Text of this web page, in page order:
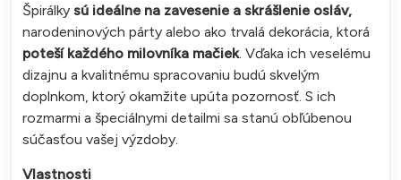
Špirálky sú ideálne na zavesenie a skrášlenie osláv,
narodeninových párty alebo ako trvalá dekorácia, ktorá
poteší každého milovníka mačiek. Vďaka ich veselému
dizajnu a kvalitnému spracovaniu budú skvelým
doplnkom, ktorý okamžite upúta pozornosť. S ich
rozmarmi a špeciálnymi detailmi sa stanú obľúbenou
súčasťou vašej výzdoby.
Vlastnosti